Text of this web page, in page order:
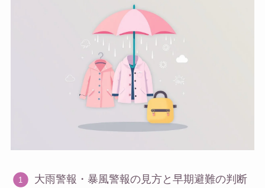
大雨警報・暴風警報の見方と早期避難の判断